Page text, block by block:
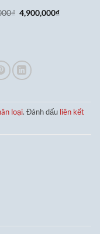
₫ Giá
gốc
4,900,000₫Giá
loại. Đánh dấu liên kết